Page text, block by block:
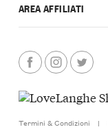
AREA AFFILIATI
Termini & Condizioni |